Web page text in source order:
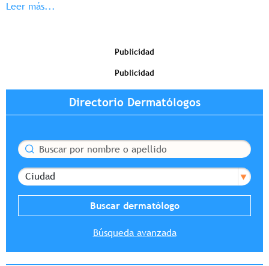
Leer más...
Publicidad
Publicidad
Directorio Dermatólogos
Buscar
Ciudad
Búsqueda avanzada